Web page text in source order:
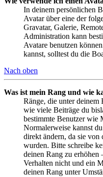
In deinem persönlichen
Avatar über eine der
Gravatar, Galerie,
Administration kann
Avatare benutzen
kannst, solltest du die
Nach oben
Was ist mein Rang und wie
Ränge, die unter deinem
wie viele Beiträge du
bestimmte Benutzer wie
Normalerweise kannst
direkt ändern, da sie
wurden. Bitte schreibe
deinen Rang zu
Verhalten nicht und ein
deinen Rang unter